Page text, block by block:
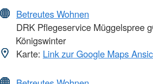
Betreutes Wohnen
DRK Pflegeservice Müggelspree
Königswinter
Karte: Link zur Google Maps